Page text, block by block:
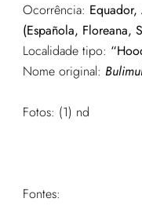
Ocorrência:
(Española, Floreana,
Localidade tipo:
Nome original:
Fotos: (1) nd
Fontes: